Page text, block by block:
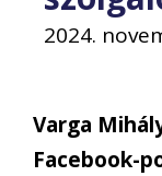
2024.
Varga
Facebook-